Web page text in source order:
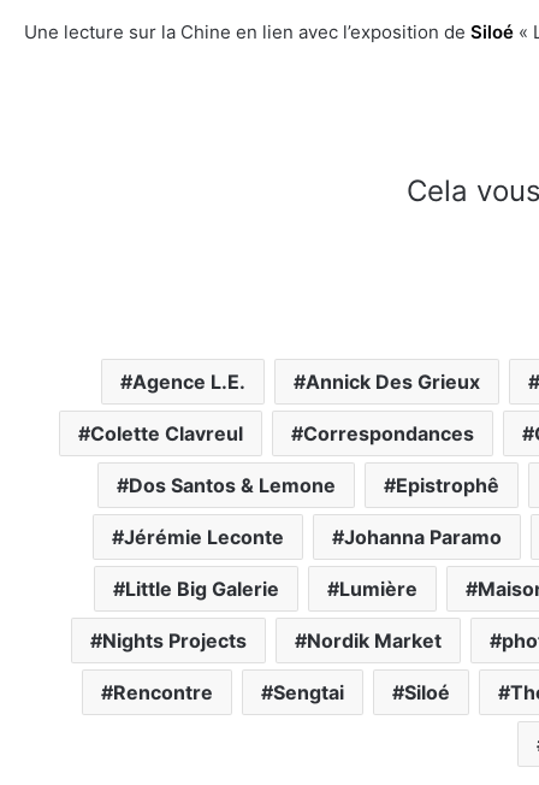
Une lecture sur la Chine en lien avec l’exposition de Siloé«
Cela
Agence L.E. Annick Des Grieux
Colette Clavreul Correspondances
Dos Santos & Lemone Epistrophê
Jérémie Leconte Johanna Paramo
Little Big Galerie Lumière
Nights Projects Nordik Market
Rencontre Sengtai Siloé